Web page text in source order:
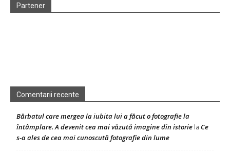
Partener
Comentarii recente
Bărbatul care mergea la iubita lui a făcut o fotografie la
întâmplare. A devenit cea mai văzută imagine din istorie la Ce
s-a ales de cea mai cunoscută fotografie din lume